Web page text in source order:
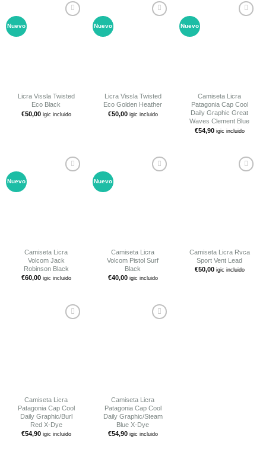
Nuevo
Licra Vissla Twisted
Eco Black
€50,00 igic incluido
Nuevo
Licra Vissla Twisted
Eco Golden Heather
€50,00 igic incluido
Nuevo
Camiseta Licra
Patagonia Cap Cool
Daily Graphic Great
Waves Clement Blue
€54,90 igic incluido
Nuevo
Camiseta Licra
Volcom Jack
Robinson Black
€60,00 igic incluido
Nuevo
Camiseta Licra
Volcom Pistol Surf
Black
€40,00 igic incluido
Camiseta Licra Rvca
Sport Vent Lead
€50,00 igic incluido
Camiseta Licra
Patagonia Cap Cool
Daily Graphic/Burl
Red X-Dye
€54,90 igic incluido
Camiseta Licra
Patagonia Cap Cool
Daily Graphic/Steam
Blue X-Dye
€54,90 igic incluido